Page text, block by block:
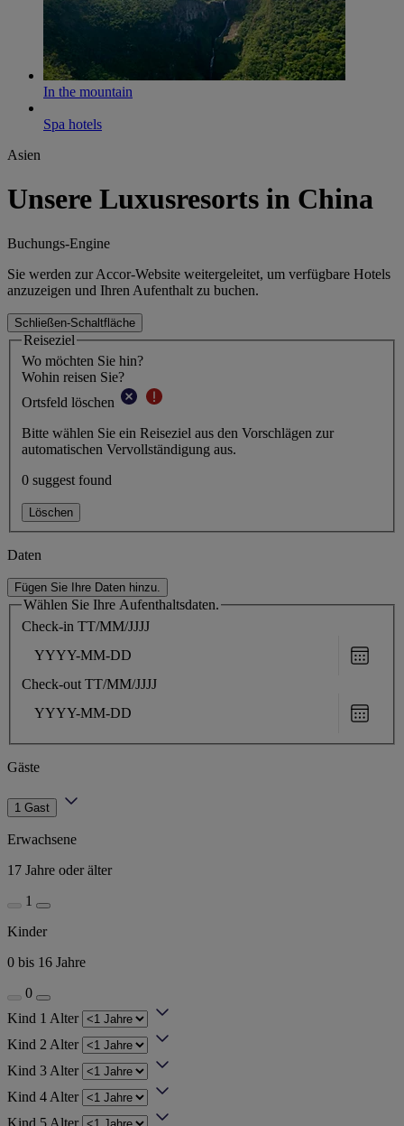
In the mountain
Spa hotels
Asien
Unsere Luxusresorts in China
Buchungs-Engine
Sie werden zur Accor-Website weitergeleitet, um verfügbare Hotels
anzuzeigen und Ihren Aufenthalt zu buchen.
Schließen-Schaltfläche
Reiseziel
Wo möchten Sie hin?
Wohin reisen Sie?
Ortsfeld löschen
Bitte wählen Sie ein Reiseziel aus den Vorschlägen zur
automatischen Vervollständigung aus.
0 suggest found
Löschen
Daten
Fügen Sie Ihre Daten hinzu.
Wählen Sie Ihre Aufenthaltsdaten.
Check-in TT/MM/JJJJ
date
Check-out TT/MM/JJJJ
date
Gäste
1 Gast
Erwachsene
17 Jahre oder älter
1
Kinder
0 bis 16 Jahre
0
Kind 1 Alter
Kind 2 Alter
Kind 3 Alter
Kind 4 Alter
Kind 5 Alter